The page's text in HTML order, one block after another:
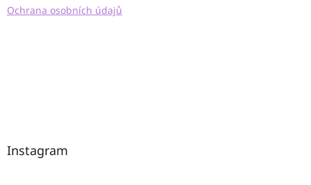
Ochrana osobních údajů
Instagram